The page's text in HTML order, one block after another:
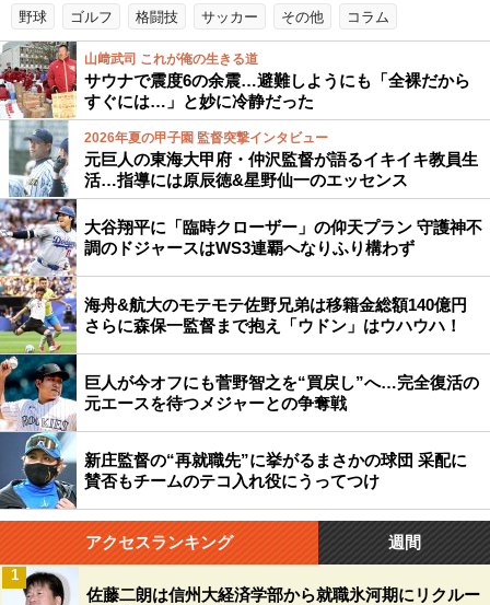
野球 ゴルフ 格闘技 サッカー その他 コラム
山﨑武司 これが俺の生きる道
サウナで震度6の余震…避難しようにも「全裸だから
すぐには…」と妙に冷静だった
2026年夏の甲子園 監督突撃インタビュー
元巨人の東海大甲府・仲沢監督が語るイキイキ教員生
活…指導には原辰徳&星野仙一のエッセンス
大谷翔平に「臨時クローザー」の仰天プラン 守護神不
調のドジャースはWS3連覇へなりふり構わず
海舟&航大のモテモテ佐野兄弟は移籍金総額140億円
さらに森保一監督まで抱え「ウドン」はウハウハ！
巨人が今オフにも菅野智之を“買戻し”へ…完全復活の
元エースを待つメジャーとの争奪戦
新庄監督の“再就職先”に挙がるまさかの球団 采配に
賛否もチームのテコ入れ役にうってつけ
アクセスランキング 週間
佐藤二朗は信州大経済学部から就職氷河期にリクルー
1